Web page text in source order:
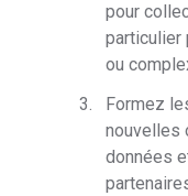
pour
particulier
ou
Formez
nouvelles
données